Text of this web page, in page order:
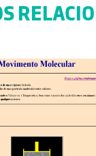
funcionar na sua